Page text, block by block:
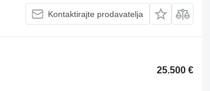
Kontaktirajte prodavatelja
25.500 €